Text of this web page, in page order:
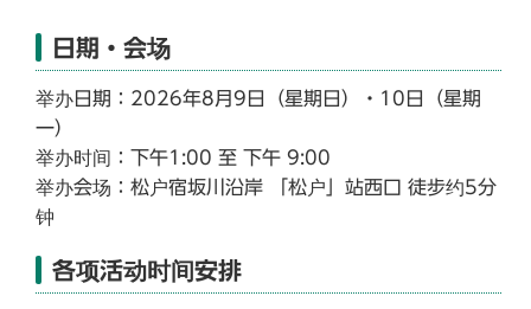
日期・会场
举办日期：2026年8月9日（星期日）・10日（星期
一）
举办时间：下午1:00 至 下午 9:00
举办会场：松户宿坂川沿岸 「松户」站西口 徒步约5分
钟
各项活动时间安排